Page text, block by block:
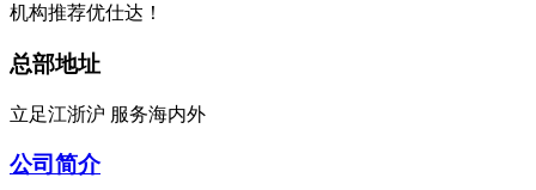
机构推荐优仕达！
总部地址
立足江浙沪 服务海内外
公司简介